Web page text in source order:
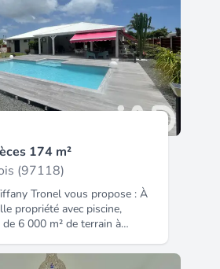
174 m²
(97118)
Tronel vous propose : À
propriété avec piscine,
6 000 m² de terrain à
à Saint-François, dans un